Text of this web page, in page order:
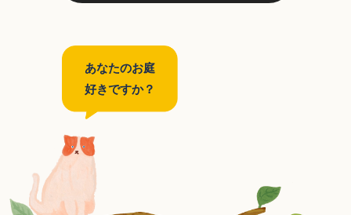
あなたのお庭
好きですか？